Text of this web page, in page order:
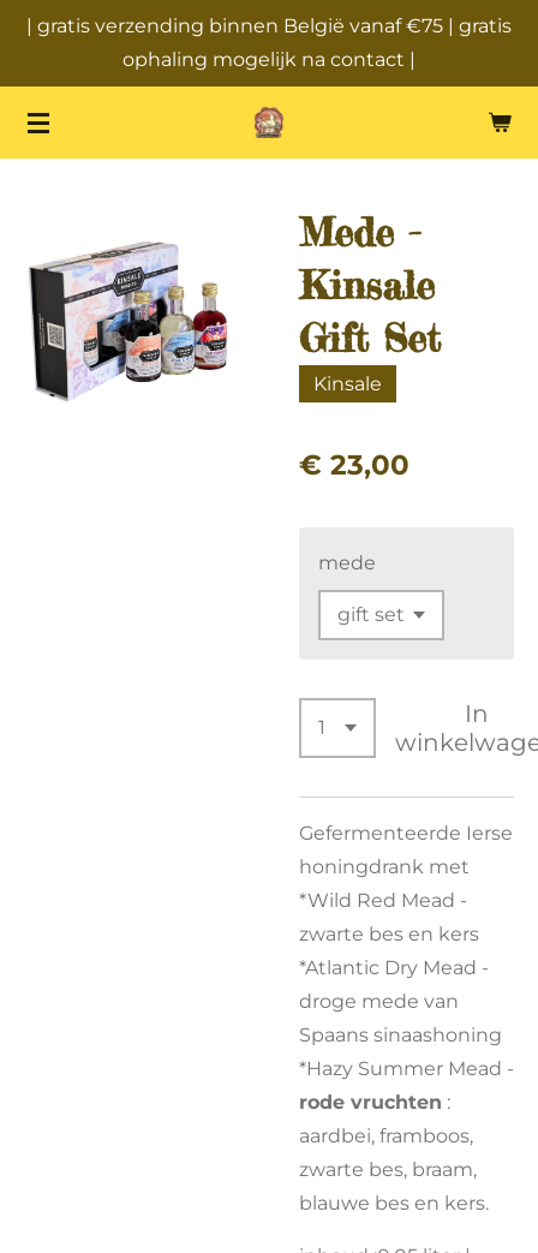
de
hoofdinhoud
| gratis verzending binnen België vanaf €75 | gratis
ophaling mogelijk na contact |
Mede -
Kinsale
Gift Set
Kinsale
€ 23,00
mede
In
Gefermenteerde Ierse
honingdrank met
*Wild Red Mead -
zwarte bes en kers
*Atlantic Dry Mead -
droge mede van
Spaans sinaashoning
*Hazy Summer Mead -
rode vruchten :
aardbei, framboos,
zwarte bes, braam,
blauwe bes en kers.